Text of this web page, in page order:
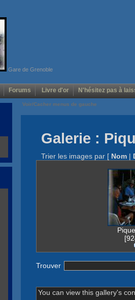
Gare de Grenoble
Forums Livre d'or N'hésitez pas à
Voir/Cacher menus de gauche
Galerie :
Trier les images par [ Nom |
Trouver
You can view this gallery's